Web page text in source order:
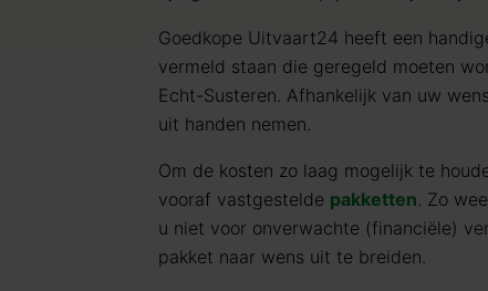
Goedkope Uitvaart24 heeft een
vermeld staan die geregeld moeten
Echt-Susteren. Afhankelijk van uw
uit handen nemen.
Om de kosten zo laag mogelijk te
vooraf vastgestelde pakketten. Zo
u niet voor onverwachte (financiële)
pakket naar wens uit te breiden.